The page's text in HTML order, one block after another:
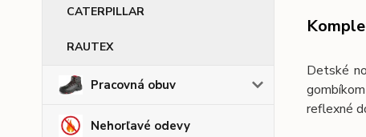
CATERPILLAR
RAUTEX
Pracovná obuv
Nehorľavé odevy
Detské
reflexné